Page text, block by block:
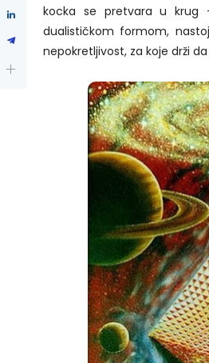
kocka se pretvara u krug
dualističkom formom,
nepokretljivost, za koje drži